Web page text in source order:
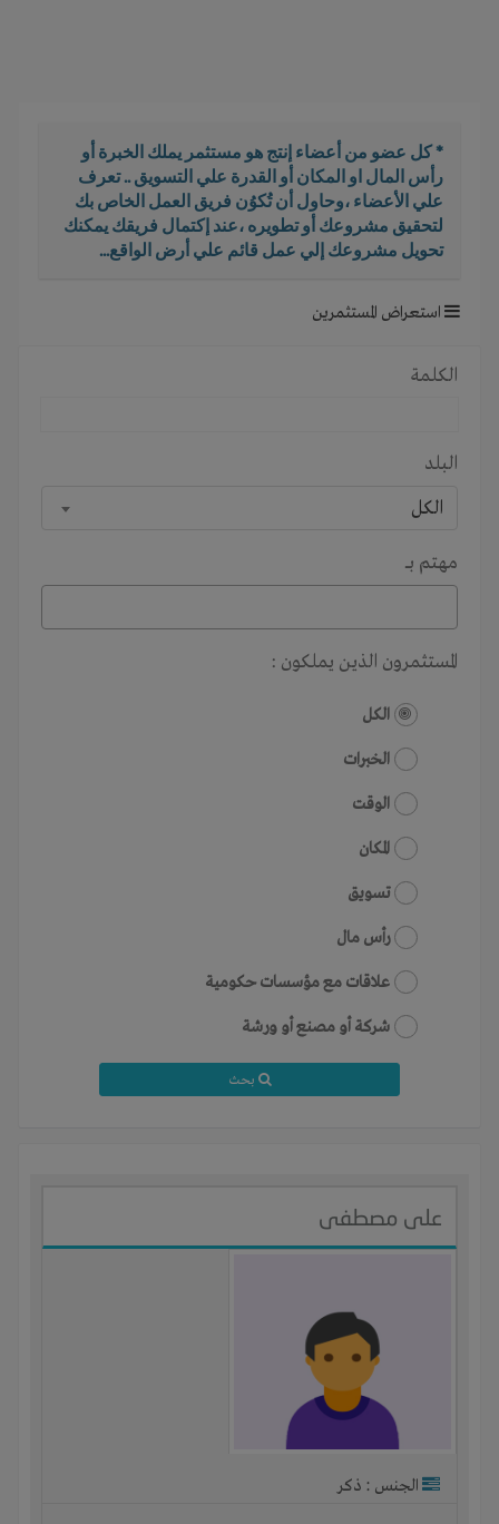
* كل عضو من أعضاء إنتج هو مستثمر يملك الخبرة أو
رأس المال او المكان أو القدرة علي التسويق .. تعرف
علي الأعضاء ،وحاول أن تُكوُن فريق العمل الخاص بك
لتحقيق مشروعك أو تطويره ،عند إكتمال فريقك يمكنك
تحويل مشروعك إلي عمل قائم علي أرض الواقع...
استعراض المستثمرين
الكلمة
البلد
الكل
مهتم بـــ
المستثمرون الذين يملكون :
الكل
الخبرات
الوقت
المكان
تسويق
رأس مال
علاقات مع مؤسسات حكومية
شركة أو مصنع أو ورشة
على مصطفى
الجنس : ذكر